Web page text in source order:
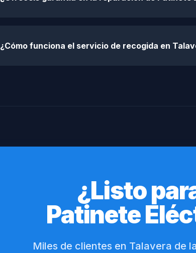
¿Cómo funciona el servicio de recogida en
¿Listo
Patinete
Miles de clientes en Talavera de